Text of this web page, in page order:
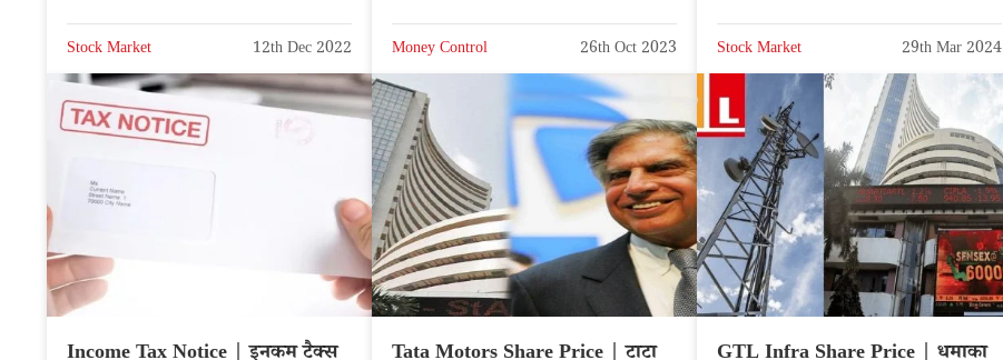
Stock Market 12th Dec 2022 Money Control 26th Oct 2023 Stock Market 29th Mar 2024